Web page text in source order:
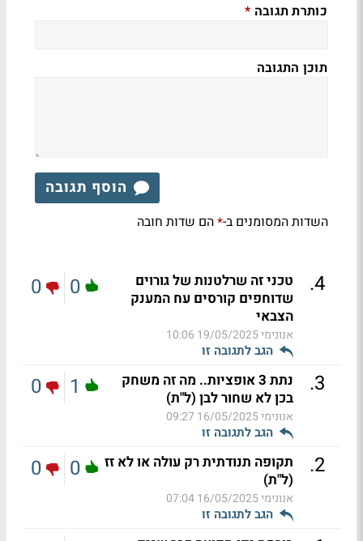
כותרת תגובה *
תוכן התגובה
הוסף תגובה
השדות המסומנים ב-*הם שדות חובה
4
.
טכני זה שרלטנות של גורוים
שדוחפים קורסים עח המענק
הצבאי
אנונימי19/05/2025 10:06
הגב לתגובה זו
0
0
3
.
נתת 3 אופציות.. מה זה משחק
בכן לא שחור לבן (ל"ת)
אנונימי16/05/2025 09:27
הגב לתגובה זו
1
0
2
.
תקופה תנודתית רק עולה או לא זז
(ל"ת)
אנונימי16/05/2025 07:04
הגב לתגובה זו
0
0